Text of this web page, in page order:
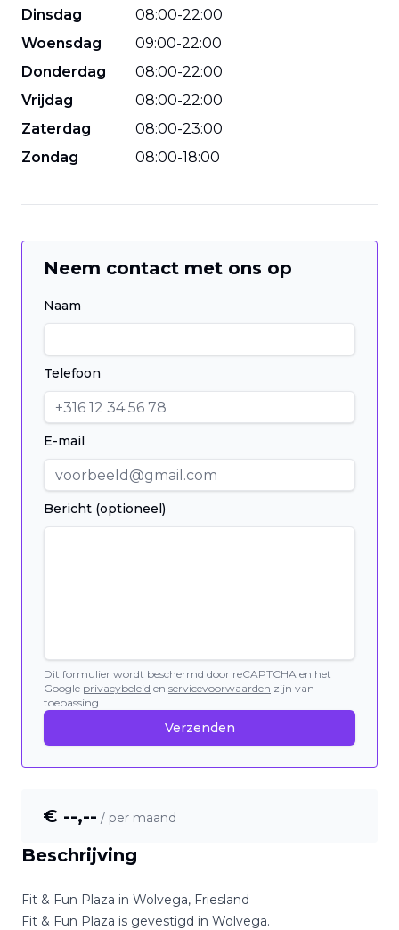
Dinsdag
08:00-22:00
Woensdag
09:00-22:00
Donderdag
08:00-22:00
Vrijdag
08:00-22:00
Zaterdag
08:00-23:00
Zondag
08:00-18:00
Beschrijving
Fit & Fun Plaza in Wolvega, Friesland
Fit & Fun Plaza is gevestigd in Wolvega.
Neem contact met ons op
Naam
Telefoon
E-mail
Bericht (optioneel)
Dit formulier wordt beschermd door reCAPTCHA en het
Google privacybeleid en servicevoorwaarden zijn van
toepassing.
Verzenden
€ --,-- / per maand